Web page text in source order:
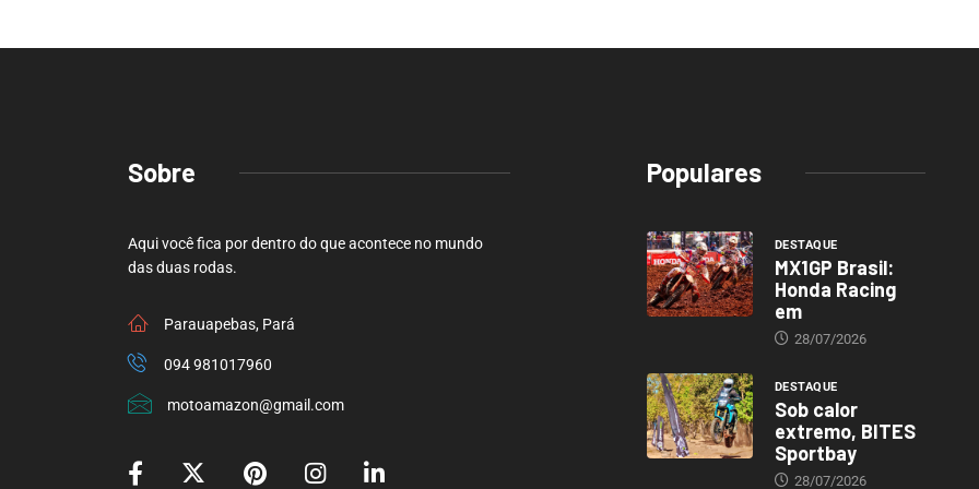
Sobre
Aqui você fica por dentro do que acontece no mundo
das duas rodas.
Parauapebas, Pará
094 981017960
motoamazon@gmail.com
Populares
DESTAQUE
MX1GP Brasil:
Honda Racing
em
28/07/2026
DESTAQUE
Sob calor
extremo, BITES
Sportbay
28/07/2026